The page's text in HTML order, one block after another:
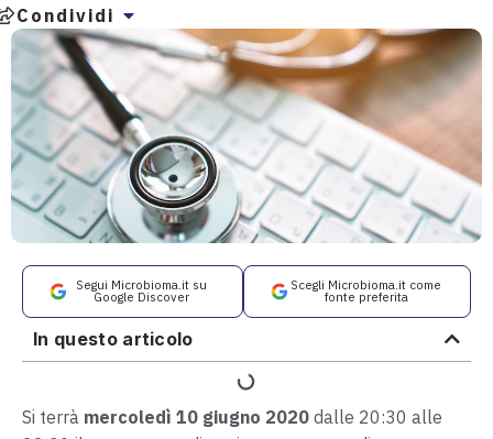
Condividi
Segui Microbioma.it su
Google Discover
Scegli Microbioma.it come
fonte preferita
In questo articolo
Si terrà mercoledì 10 giugno 2020 dalle 20:30 alle